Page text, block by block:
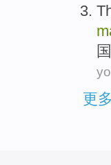
更